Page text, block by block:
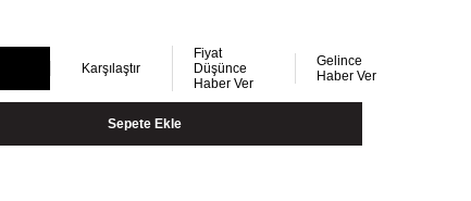
Karşılaştır
Fiyat
Düşünce
Haber Ver
Gelince
Haber Ver